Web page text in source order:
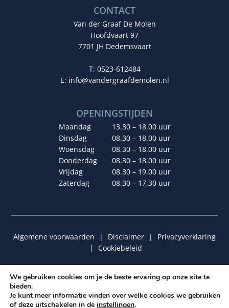
CONTACT
Van der Graaf De Molen
Hoofdvaart 97
7701 JH Dedemsvaart
T: 0523-612484
E: info@vandergraafdemolen.nl
OPENINGSTIJDEN
Maandag
13.30 – 18.00 uur
Dinsdag
08.30 – 18.00 uur
Woensdag
08.30 – 18.00 uur
Donderdag
08.30 – 18.00 uur
Vrijdag
08.30 – 19.00 uur
Zaterdag
08.30 – 17.30 uur
Algemene voorwaarden | Disclaimer |
Privacyverklaring
|
Cookiebeleid
© 2026 van der Graaf De Molen | Ontwerp & Realisatie:
Graafies Ontwerp&Insomedia
We gebruiken cookies om je de beste ervaring op onze site te
bieden.
Je kunt meer informatie vinden over welke cookies we gebruiken
of deze uitschakelen in de instellingen.